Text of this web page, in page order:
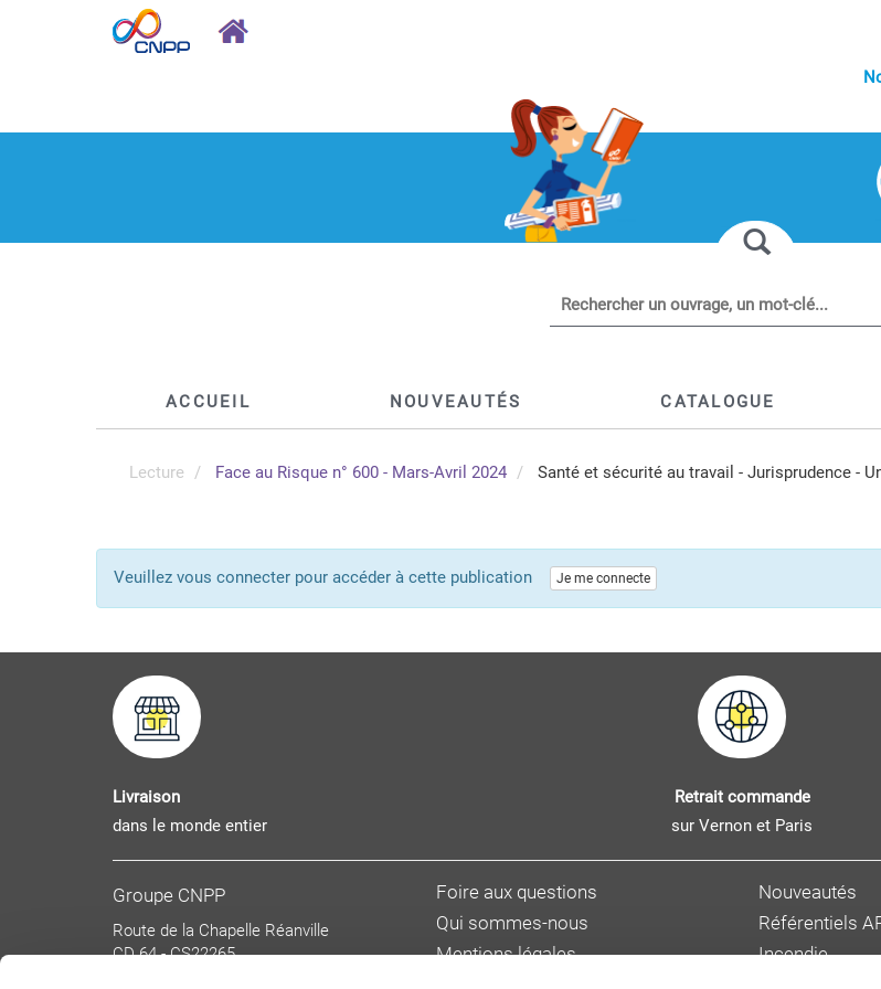
ACCUEIL NOUVEAUTÉS CATALOGUE
Lecture Face au Risque n° 600 - Mars-Avril 2024 Santé et sécurité au travail - Jurisprudence -
Veuillez vous connecter pour accéder à cette publication Je me connecte
Livraison
dans le monde entier
Retrait commande
sur Vernon et Paris
Groupe CNPP
Route de la Chapelle Réanville
CD 64 - CS22265
Foire aux questions
Qui sommes-nous
Mentions légales
Nouveautés
Référentiels
Incendie